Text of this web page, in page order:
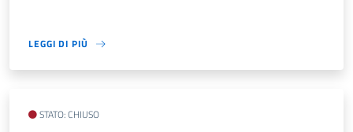
LEGGI DI PIÙ
STATO: CHIUSO